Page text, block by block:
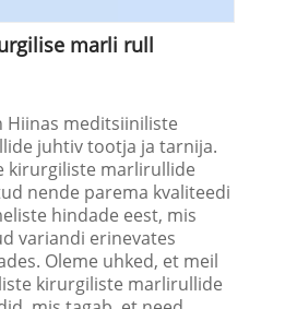
marli rull
Hiinas meditsiiniliste
juhtiv tootja ja tarnija.
kirurgiliste marlirullide
nende parema kvaliteedi
hindade eest, mis
variandi erinevates
Oleme uhked, et meil
kirurgiliste marlirullide